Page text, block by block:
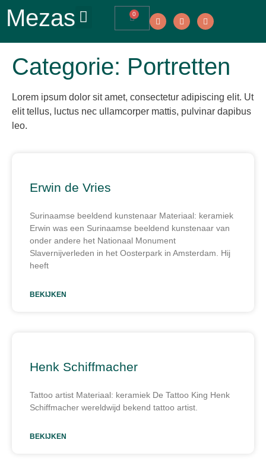
Mezas 0
Categorie: Portretten
Lorem ipsum dolor sit amet, consectetur adipiscing elit. Ut
elit tellus, luctus nec ullamcorper mattis, pulvinar dapibus
leo.
Erwin de Vries
Surinaamse beeldend kunstenaar Materiaal: keramiek
Erwin was een Surinaamse beeldend kunstenaar van
onder andere het Nationaal Monument
Slavernijverleden in het Oosterpark in Amsterdam. Hij
heeft
BEKIJKEN
Henk Schiffmacher
Tattoo artist Materiaal: keramiek De Tattoo King Henk
Schiffmacher wereldwijd bekend tattoo artist.
BEKIJKEN